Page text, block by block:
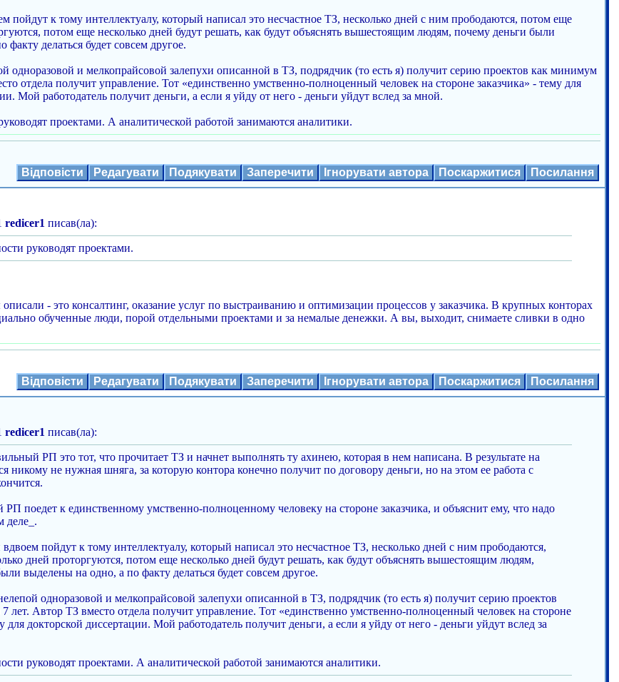
пойдут к тому интеллектуалу, который написал это несчастное ТЗ, несколько дней с ним прободаются, потом еще
потом еще несколько дней будут решать, как будут объяснять вышестоящим людям, почему деньги были
делаться будет совсем другое.
одноразовой и мелкопрайсовой залепухи описанной в ТЗ, подрядчик (то есть я) получит серию проектов как минимум
отдела получит управление. Тот «единственно умственно-полноценный человек на стороне заказчика» - тему для
Мой работодатель получит деньги, а если я уйду от него - деньги уйдут вслед за мной.
проектами. А аналитической работой занимаются аналитики.
Відповісти Редагувати Подякувати Заперечити Ігнорувати автора Поскаржитися Посилання
redicer1 писав(ла):
руководят проектами.
- это консалтинг, оказание услуг по выстраиванию и оптимизации процессов у заказчика. В крупных конторах
обученные люди, порой отдельными проектами и за немалые денежки. А вы, выходит, снимаете сливки в одно
Відповісти Редагувати Подякувати Заперечити Ігнорувати автора Поскаржитися Посилання
redicer1 писав(ла):
РП это тот, что прочитает ТЗ и начнет выполнять ту ахинею, которая в нем написана. В результате на
никому не нужная шняга, за которую контора конечно получит по договору деньги, но на этом ее работа с
поедет к единственному умственно-полноценному человеку на стороне заказчика, и объяснит ему, что надо
деле_.
пойдут к тому интеллектуалу, который написал это несчастное ТЗ, несколько дней с ним прободаются,
дней проторгуются, потом еще несколько дней будут решать, как будут объяснять вышестоящим людям,
выделены на одно, а по факту делаться будет совсем другое.
одноразовой и мелкопрайсовой залепухи описанной в ТЗ, подрядчик (то есть я) получит серию проектов
лет. Автор ТЗ вместо отдела получит управление. Тот «единственно умственно-полноценный человек на стороне
для докторской диссертации. Мой работодатель получит деньги, а если я уйду от него - деньги уйдут вслед за
руководят проектами. А аналитической работой занимаются аналитики.